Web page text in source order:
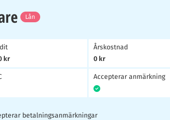
Lån
kr
Årskostnad
0 kr
Accepterar anmärkning
betalningsanmärkningar